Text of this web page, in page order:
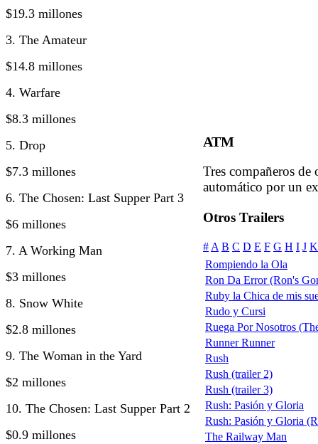
$19.3 millones
3. The Amateur
$14.8 millones
4. Warfare
$8.3 millones
5. Drop
$7.3 millones
6. The Chosen: Last Supper Part 3
$6 millones
7. A Working Man
$3 millones
8. Snow White
$2.8 millones
9. The Woman in the Yard
$2 millones
10. The Chosen: Last Supper Part 2
$0.9 millones
ATM
Tres compañeros de
automático por un
Otros Trailers
# A B C D E F G H I J K
Rompiendo la Ola
Ron Da Error (Ron's
Ruby la Chica de mis
Rudo y Cursi
Ruega Por Nosotros
Runner Runner
Rush
Rush (trailer 2)
Rush (trailer 3)
Rush: Pasión y Gloria
Rush: Pasión y Gloria
The Railway Man